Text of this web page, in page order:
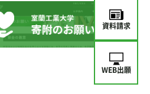
資料請求
WEB出願